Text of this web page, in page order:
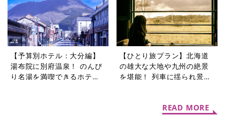
【予算別ホテル：大分編】
湯布院に別府温泉！ のんび
り名湯を満喫できるホテル5
【ひとり旅プラン】北海道
の雄大な大地や九州の絶景
を堪能！ 列車に揺られ景色
READ MORE